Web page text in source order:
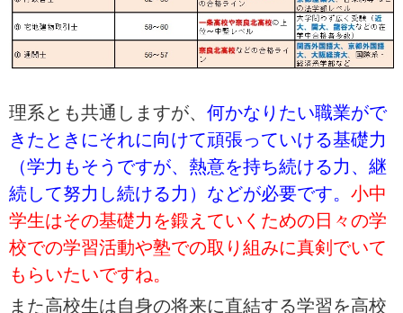
理系とも共通しますが、 何かなりたい職業がで
きたときにそれに向けて頑張っていける基礎力
（学力もそうですが、熱意を持ち続ける力、継
続して努力し続ける力）などが必要です。 小中
学生はその基礎力を鍛えていくための日々の学
校での学習活動や塾での取り組みに真剣でいて
もらいたいですね。
また高校生は自身の将来に直結する学習を高校